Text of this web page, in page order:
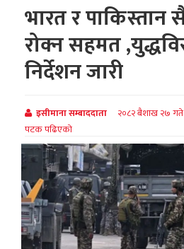
भारत र पाकिस्तान
रोक्न सहमत
निर्देशन जारी
इसीमाना सम्बाददाता २०८२ बैशाख २७ गते
पटक पढिएको